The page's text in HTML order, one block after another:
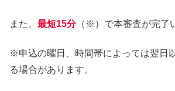
また、 最短15分（※）で本審査が完了
※申込の曜日、時間帯によっては翌日
る場合があります。